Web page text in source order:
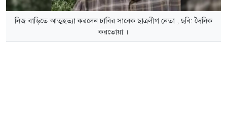
নিজ বাড়িতে আত্মহত্যা করলেন ঢাবির সাবেক ছাত্রলীগ নেতা , ছবি: দৈনিক
করতোয়া ।